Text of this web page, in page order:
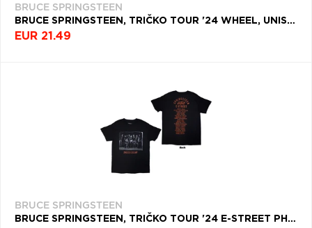
BRUCE SPRINGSTEEN
BRUCE SPRINGSTEEN, TRIČKO TOUR '24 WHEEL, UNISEX, ČIERNA
EUR 21.49
BRUCE SPRINGSTEEN
BRUCE SPRINGSTEEN, TRIČKO TOUR '24 E-STREET PHOTO, UNISEX, ČIERNA